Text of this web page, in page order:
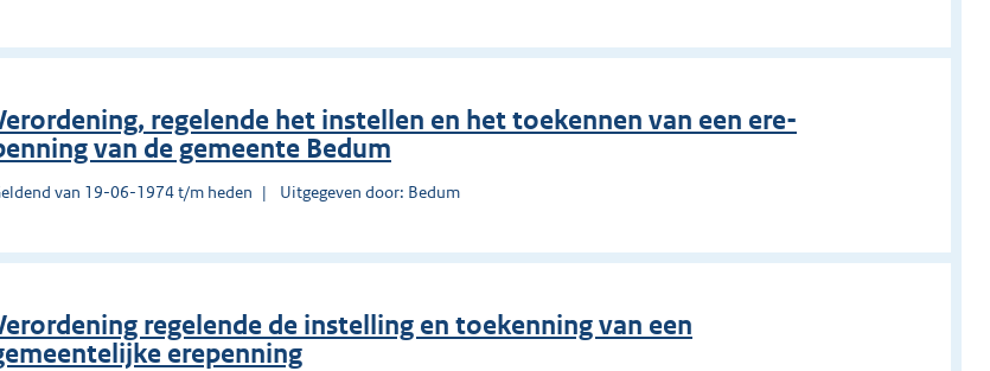
regelende het instellen en het toekennen van een ere-
van de gemeente Bedum
van 19-06-1974 t/m heden Uitgegeven door: Bedum
regelende de instelling en toekenning van een
erepenning